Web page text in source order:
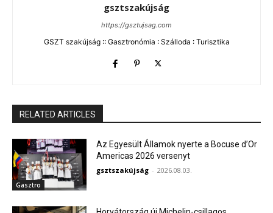
gsztszakújság
https://gsztujsag.com
GSZT szakújság :: Gasztronómia : Szálloda : Turisztika
RELATED ARTICLES
Gasztro
Az Egyesült Államok nyerte a Bocuse d’Or
Americas 2026 versenyt
gsztszakújság - 2026.08.03.